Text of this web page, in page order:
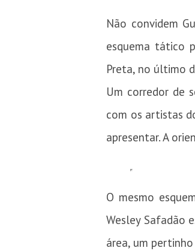
Não convidem
esquema tático
Preta, no último
Um corredor de
com os artistas
apresentar. A
O mesmo
Wesley Safadão
área, um